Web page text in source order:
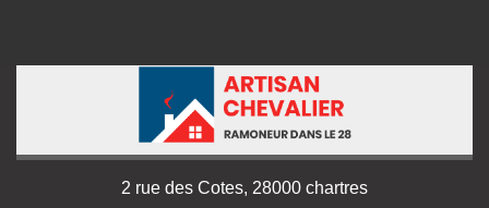
2 rue des Cotes, 28000 chartres